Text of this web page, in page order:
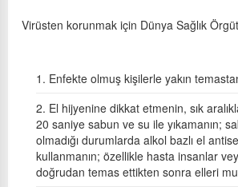
Virüsten korunmak için Dünya Sağlık
Enfekte olmuş kişilerle yakın
El hijyenine dikkat etmenin, sık
20 saniye sabun ve su ile yıkamanın;
olmadığı durumlarda alkol bazlı el
kullanmanın; özellikle hasta insanlar
doğrudan temas ettikten sonra elleri